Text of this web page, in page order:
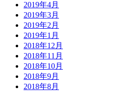
2019年4月
2019年3月
2019年2月
2019年1月
2018年12月
2018年11月
2018年10月
2018年9月
2018年8月